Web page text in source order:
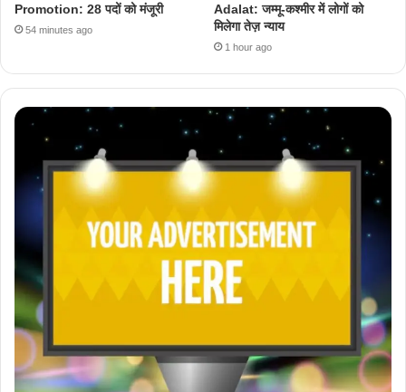
Promotion: 28 पदों को मंजूरी
54 minutes ago
Adalat: जम्मू-कश्मीर में लोगों को
मिलेगा तेज़ न्याय
1 hour ago